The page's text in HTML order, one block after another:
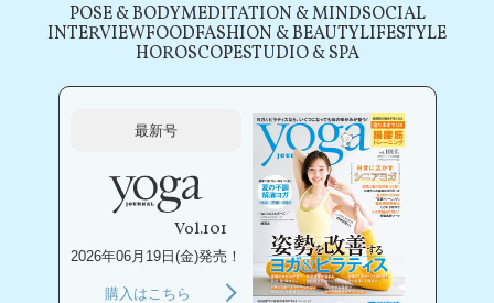
POSE & BODYMEDITATION & MINDSOCIAL
INTERVIEWFOODFASHION & BEAUTYLIFESTYLE
HOROSCOPESTUDIO & SPA
最新号
Vol.101
2026年06月19日(金)発売！
購入はこちら